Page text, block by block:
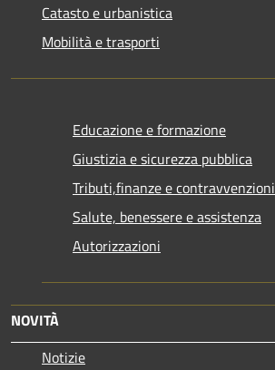
Catasto e urbanistica
Mobilità e trasporti
Educazione e formazione
Giustizia e sicurezza pubblica
Tributi,finanze e contravvenzioni
Salute, benessere e assistenza
Autorizzazioni
NOVITÀ
Notizie